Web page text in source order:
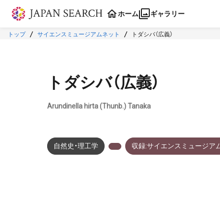
本文に飛ぶ
ホーム ギャラリー
トップ サイエンスミュージアムネット トダシバ（広義）
トダシバ（広義）
Arundinella hirta (Thunb.) Tanaka
自然史・理工学 収録:サイエンスミュージア